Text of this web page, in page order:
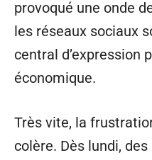
provoqué une onde
les réseaux sociaux
central d’expression
économique.
Très vite, la
colère. Dès lundi,